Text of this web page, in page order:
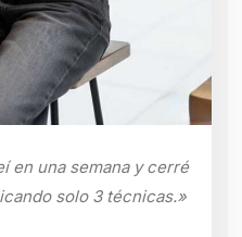
en una semana y cerré
solo 3 técnicas.»